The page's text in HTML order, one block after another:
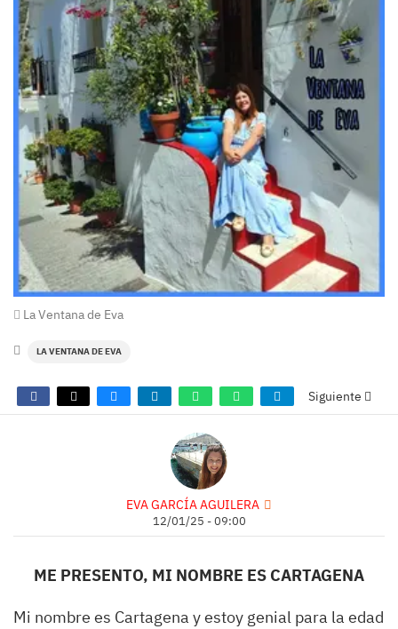
La Ventana de Eva
LA VENTANA DE EVA
Siguiente
EVA GARCÍA AGUILERA
12/01/25 - 09:00
ME PRESENTO, MI NOMBRE ES CARTAGENA
Mi nombre es Cartagena y estoy genial para la edad